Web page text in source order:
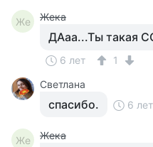
Же Жека
ДАаа...Ты такая
6 лет
1
Светлана
спасибо. 6 лет
Же Жека